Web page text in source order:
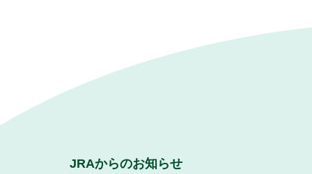
JRAからのお知らせ